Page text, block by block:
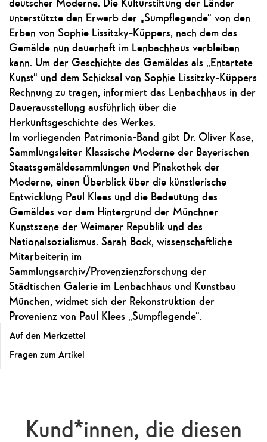
unterstützte den Erwerb der „Sumpflegende“ von den
Erben von Sophie Lissitzky-Küppers, nach dem das
Gemälde nun dauerhaft im Lenbachhaus verbleiben
kann. Um der Geschichte des Gemäldes als „Entartete
Kunst“ und dem Schicksal von Sophie Lissitzky-Küppers
Rechnung zu tragen, informiert das Lenbachhaus in der
Dauerausstellung ausführlich über die
Herkunftsgeschichte des Werkes.
Im vorliegenden Patrimonia-Band gibt Dr. Oliver Kase,
Sammlungsleiter Klassische Moderne der Bayerischen
Staatsgemäldesammlungen und Pinakothek der
Moderne, einen Überblick über die künstlerische
Entwicklung Paul Klees und die Bedeutung des
Gemäldes vor dem Hintergrund der Münchner
Kunstszene der Weimarer Republik und des
Nationalsozialismus. Sarah Bock, wissenschaftliche
Mitarbeiterin im
Sammlungsarchiv/Provenzienzforschung der
Städtischen Galerie im Lenbachhaus und Kunstbau
München, widmet sich der Rekonstruktion der
Provenienz von Paul Klees „Sumpflegende“.
Auf den Merkzettel
Fragen zum Artikel
Kund*innen, die diesen